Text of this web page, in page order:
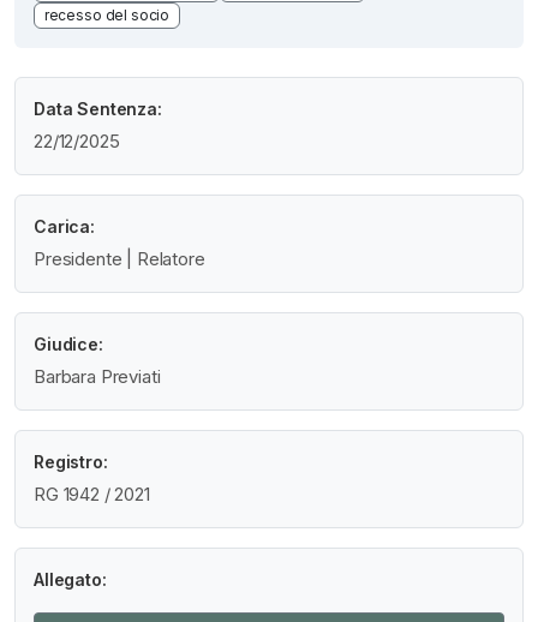
recesso del socio
Data Sentenza:
22/12/2025
Carica:
Presidente | Relatore
Giudice:
Barbara Previati
Registro:
RG 1942 / 2021
Allegato: